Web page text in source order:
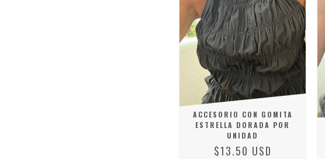
ACCESORIO CON GOMITA
ESTRELLA DORADA POR
UNIDAD
$13.50 USD